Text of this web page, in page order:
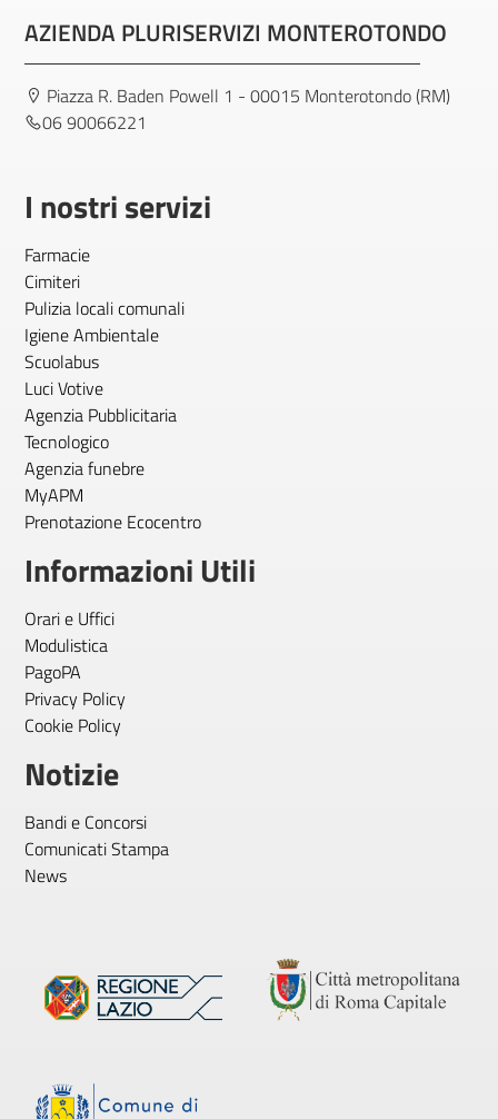
AZIENDA PLURISERVIZI MONTEROTONDO
Piazza R. Baden Powell 1 - 00015 Monterotondo (RM)
06 90066221
I nostri servizi
Farmacie
Cimiteri
Pulizia locali comunali
Igiene Ambientale
Scuolabus
Luci Votive
Agenzia Pubblicitaria
Tecnologico
Agenzia funebre
MyAPM
Prenotazione Ecocentro
Informazioni Utili
Orari e Uffici
Modulistica
PagoPA
Privacy Policy
Cookie Policy
Notizie
Bandi e Concorsi
Comunicati Stampa
News